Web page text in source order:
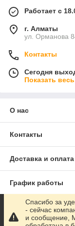
Работает с
г. Алматы
ул. Орманова
Контакты
Сегодня
Показать
О нас
Контакты
Доставка и оплата
График работы
Полная версия
Спасибо за
- сейчас
и сообщение,